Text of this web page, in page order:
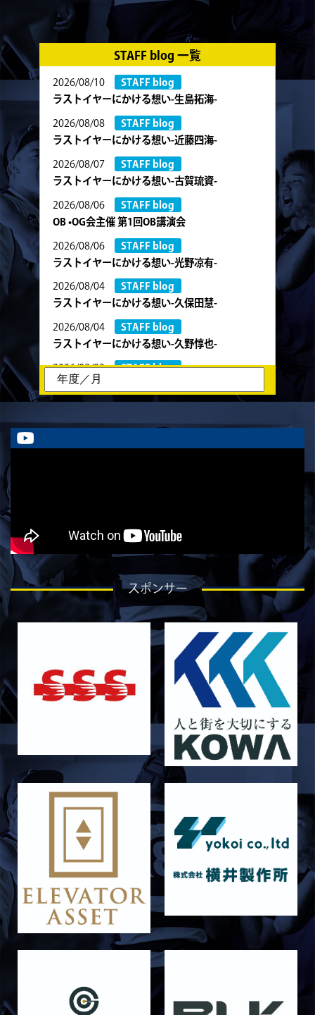
STAFF blog 一覧
2026/08/10
STAFF blog
ラストイヤーにかける想い-生島拓海-
2026/08/08
STAFF blog
ラストイヤーにかける想い-近藤四海-
2026/08/07
STAFF blog
ラストイヤーにかける想い-古賀琉資-
2026/08/06
STAFF blog
OB •OG会主催 第1回OB講演会
2026/08/06
STAFF blog
ラストイヤーにかける想い-光野凉有-
2026/08/04
STAFF blog
ラストイヤーにかける想い-久保田慧-
2026/08/04
STAFF blog
ラストイヤーにかける想い-久野惇也-
2026/08/03
STAFF blog
ラストイヤーにかける想い-川部剛大-
ラストイヤーにかける想い-川畑直央征-
2026/08/01
STAFF blog
2026/07/30
STAFF blog
2026/07/28
STAFF blog
ラストイヤーにかける想い-石飛冬輝-
STAFF blog
ラストイヤーにかける想い-石岡泰一-
ラストイヤーにかける想い-芦塚悠大-
2026/07/25
STAFF blog
ラストイヤーにかける想い-青田宗久-
STAFF blog
2026/06/26
STAFF blog
【Rits Familyのバトン】vol. 2 稲西輝紀
2026/06/21
6月21日 京都大学
2026/06/19
STAFF blog
6月20日 花園大学
2026/06/16
STAFF blog
6月14日 島津製作所
STAFF blog
【Rits Familyのバトン】vol. 1 北村瞬太郎
スポンサー